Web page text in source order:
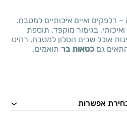
דלפקים ואיים איכותיים למטבח.
בגימור מוקפד. תוספת
אוכל שבים הסלון למטבח. רהיט
גם כסאות בר תואמים.